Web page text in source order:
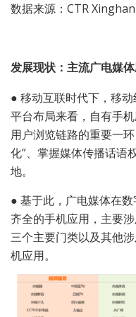
数据来源：CTR
发展现状：主流广电媒
● 移动互联时代下，移
平台布局来看，自有手
用户浏览链路的重要一
化”、掌握媒体传播话语
地。
● 基于此，广电媒体在
齐全的手机应用，主要
三个主要门类以及其他
机应用。